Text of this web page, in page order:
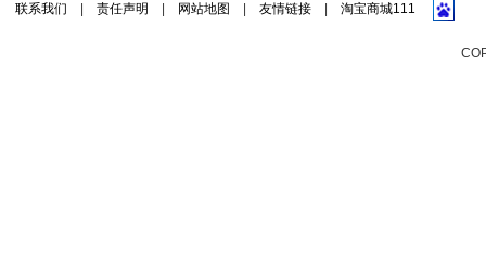
联系我们 责任声明 网站地图 友情链接 淘宝商城111